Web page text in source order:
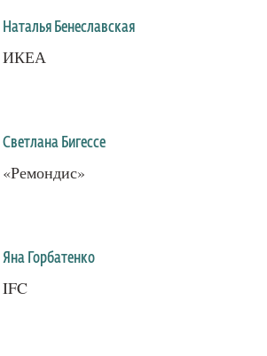
Наталья Бенеславская
ИКЕА
Светлана Бигессе
«Ремондис»
Яна Горбатенко
IFC